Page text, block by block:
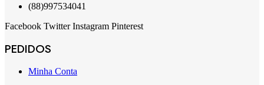
(88)997534041
Facebook Twitter Instagram Pinterest
PEDIDOS
Minha Conta